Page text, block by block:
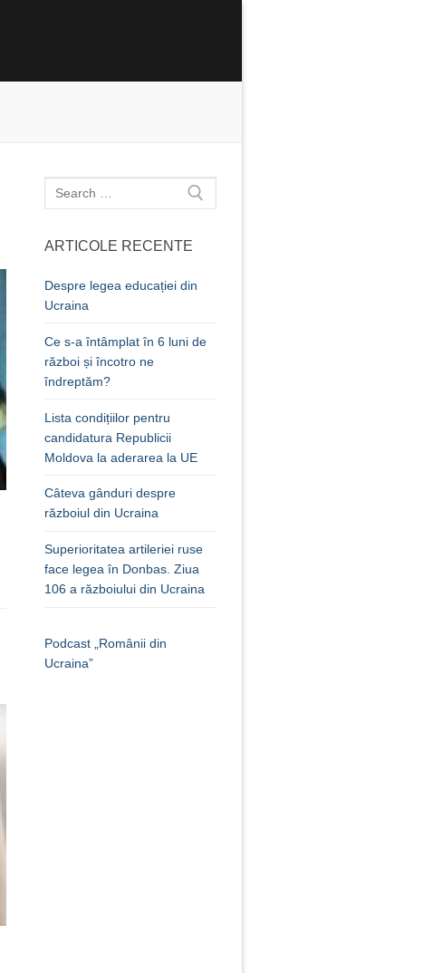
Caută
după:
ARTICOLE RECENTE
Despre legea educației din
Ucraina
Ce s-a întâmplat în 6 luni de
război și încotro ne
îndreptăm?
Lista condițiilor pentru
candidatura Republicii
Moldova la aderarea la UE
Câteva gânduri despre
războiul din Ucraina
Superioritatea artileriei ruse
face legea în Donbas. Ziua
106 a războiului din Ucraina
Podcast „Românii din
Ucraina”